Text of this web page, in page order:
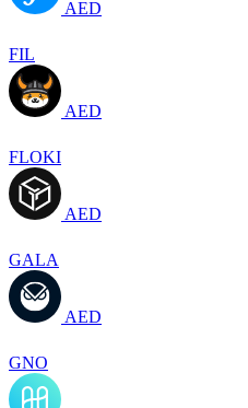
AED
FIL
AED
FLOKI
AED
GALA
AED
GNO